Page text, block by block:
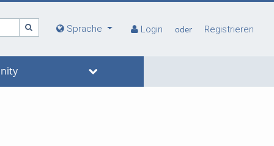
Sprache Login oder Registrieren